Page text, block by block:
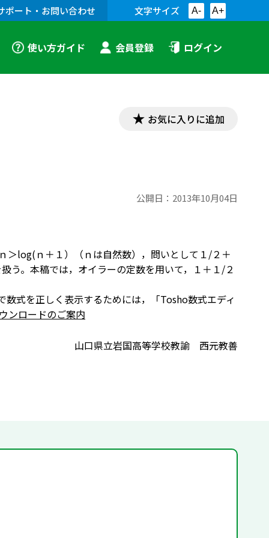
ポート・お問い合わせ 文字サイズ A- A+
使い方ガイド 会員登録 ログイン
お気に入りに追加
公開日： 2013年10月04日
log(ｎ＋１）（ｎは自然数），問いとして１/２＋
。本稿では，オイラーの定数を用いて，１＋１/２
式を正しく表示するためには，「Tosho数式エディ
ンロードのご案内
山口県立岩国高等学校教諭 西元教善